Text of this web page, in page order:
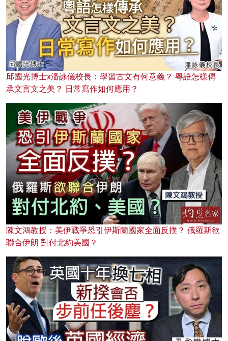
邱國光博士x潘詠儀校長：學習古文有何意義？ 粵語怎樣傳
承文言文之美？ 日常寫作如何應用？
陳文鴻教授：美伊戰爭恐引伊斯蘭國家全面反撲？ 俄羅斯欲
聯合伊朗 對付北約美國？